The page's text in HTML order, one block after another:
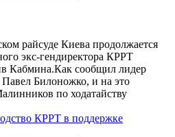
райсуде Киева продолжается
экс-гендиректора КРРТ
Кабмина.Как сообщил лидер
Билоножко, и на это
по ходатайству
КРРТ в поддержке